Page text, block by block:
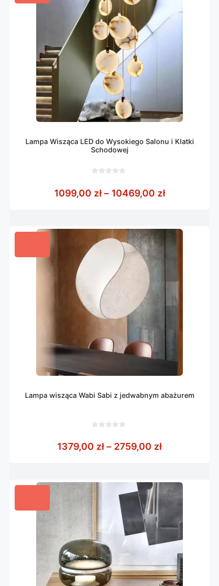
Lampa Wisząca LED do Wysokiego Salonu i Klatki
Schodowej
5
1099,00 zł – 10469,00 złZakres
Lampa wisząca Wabi Sabi z jedwabnym abażurem
5
1379,00 zł – 2759,00 złZakres cen: